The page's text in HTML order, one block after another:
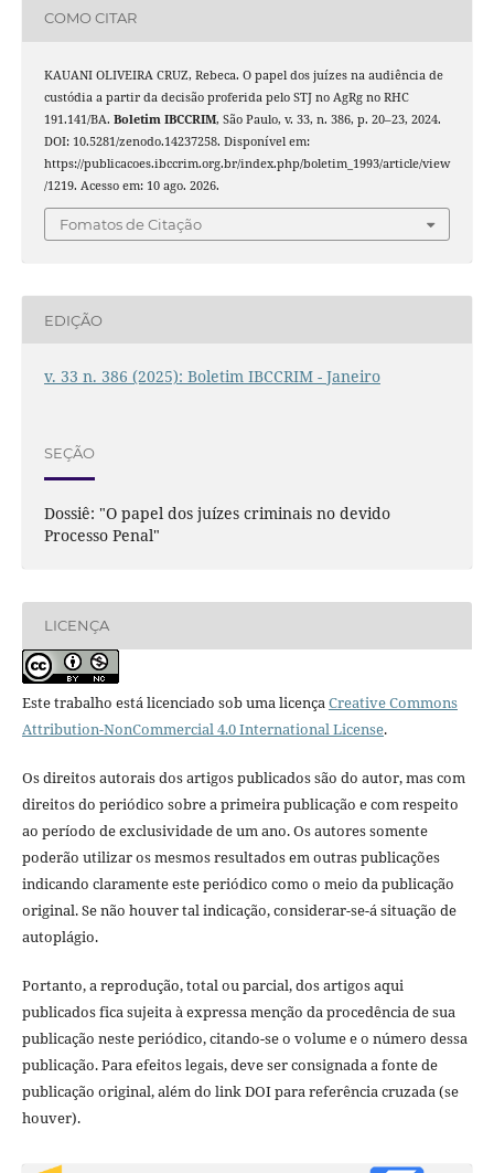
COMO CITAR
KAUANI OLIVEIRA CRUZ, Rebeca. O papel dos juízes na audiência de
custódia a partir da decisão proferida pelo STJ no AgRg no RHC
191.141/BA. Boletim IBCCRIM, São Paulo, v. 33, n. 386, p. 20–23, 2024.
DOI: 10.5281/zenodo.14237258. Disponível em:
https://publicacoes.ibccrim.org.br/index.php/boletim_1993/article/view
/1219. Acesso em: 10 ago. 2026.
Fomatos de Citação
EDIÇÃO
v. 33 n. 386 (2025): Boletim IBCCRIM - Janeiro
SEÇÃO
Dossiê: "O papel dos juízes criminais no devido
Processo Penal"
LICENÇA
Este trabalho está licenciado sob uma licençaCreative Commons
Attribution-NonCommercial 4.0 International License.
Os direitos autorais dos artigos publicados são do autor, mas com
direitos do periódico sobre a primeira publicação e com respeito
ao período de exclusividade de um ano. Os autores somente
poderão utilizar os mesmos resultados em outras publicações
indicando claramente este periódico como o meio da publicação
original. Se não houver tal indicação, considerar-se-á situação de
autoplágio.
Portanto, a reprodução, total ou parcial, dos artigos aqui
publicados fica sujeita à expressa menção da procedência de sua
publicação neste periódico, citando-se o volume e o número dessa
publicação. Para efeitos legais, deve ser consignada a fonte de
publicação original, além do link DOI para referência cruzada (se
houver).